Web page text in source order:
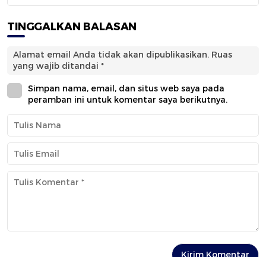
TINGGALKAN BALASAN
Alamat email Anda tidak akan dipublikasikan. Ruas
yang wajib ditandai *
Simpan nama, email, dan situs web saya pada
peramban ini untuk komentar saya berikutnya.